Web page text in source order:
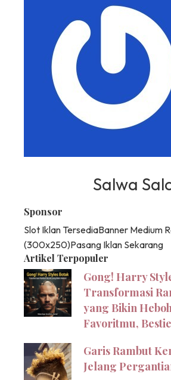
Salwa
Sponsor
Slot Iklan TersediaBanner Medium
(300x250)Pasang Iklan Sekarang
Artikel Terpopuler
Gong! Harry
Transformasi
yang Bikin
Favoritmu,
Garis Rambut
Jelang